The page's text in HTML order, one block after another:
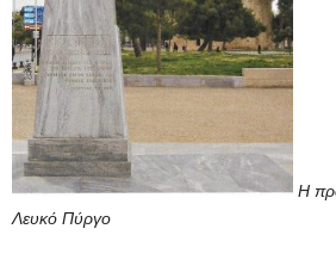
Η
Λευκό Πύργο